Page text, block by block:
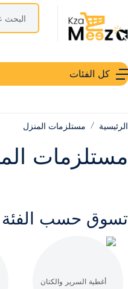
كل الفئات
الرئيسية مستلزمات المنزل
مستلزمات
تسوق حسب الفئة